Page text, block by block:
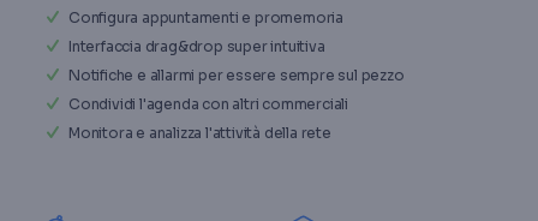
Configura appuntamenti e promemoria
Interfaccia drag&drop super intuitiva
Notifiche e allarmi per essere sempre sul pezzo
Condividi l'agenda con altri commerciali
Monitora e analizza l'attività della rete